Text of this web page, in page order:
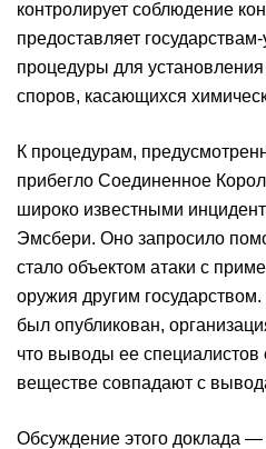
контролирует соблюдение
предоставляет
процедуры для
споров, касающихся
К процедурам,
прибегло Соединенное
широко известными
Эмсбери. Оно запросило
стало объектом атаки с
оружия другим
был опубликован,
что выводы ее специалистов
веществе совпадают с
Обсуждение этого доклада —